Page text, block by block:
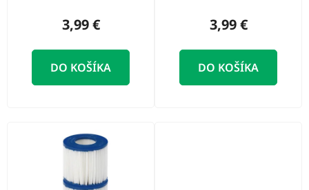
3,99 €
DO KOŠÍKA
3,99 €
DO KOŠÍKA